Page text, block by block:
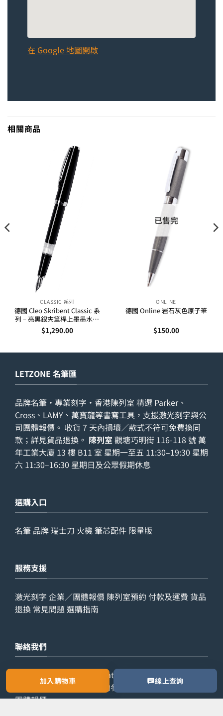
加入購物車
在 Google 地圖開啟
相關商品
CLASSIC 系列
德國 Cleo Skribent Classic 系
列 – 亮黑銀夾筆桿上墨墨水筆
(24000-02)
$1,290.00
已售完
ONLINE
德國 Online 岩石灰色原子筆
$150.00
LETZONE 名筆匯
品牌名筆・專業刻字・香港陳列室 精選 Parker、
Cross、LAMY、萬寶龍等書寫工具，支援激光刻字與公
司團體報價。 收貨 7 天內損壞／款式不符可免費換同
款；詳見貨品退換 。 陳列室 觀塘巧明街 116-118 號 萬
年工業大廈 13 樓 B11 室 星期一至五 11:30–19:30 星期
六 11:30–16:30 星期日及公眾假期休息
選購入口
名筆 品牌瑞士刀 火機筆芯配件 限量版
服務支援
激光刻字 企業／團體報價 陳列室預約 付款及運費 貨品
退換 常見問題 選購指南
聯絡我們
查詢電話： 9029 7975 WhatsApp： 6538 6541辦公室
2861 8762 歡迎預約參觀陳列室，或索取公司／
團體報價。
線上查詢